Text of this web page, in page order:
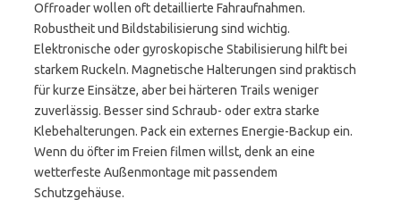
Offroader wollen oft detaillierte Fahraufnahmen.
Robustheit und Bildstabilisierung sind wichtig.
Elektronische oder gyroskopische Stabilisierung hilft bei
starkem Ruckeln. Magnetische Halterungen sind praktisch
für kurze Einsätze, aber bei härteren Trails weniger
zuverlässig. Besser sind Schraub- oder extra starke
Klebehalterungen. Pack ein externes Energie-Backup ein.
Wenn du öfter im Freien filmen willst, denk an eine
wetterfeste Außenmontage mit passendem
Schutzgehäuse.